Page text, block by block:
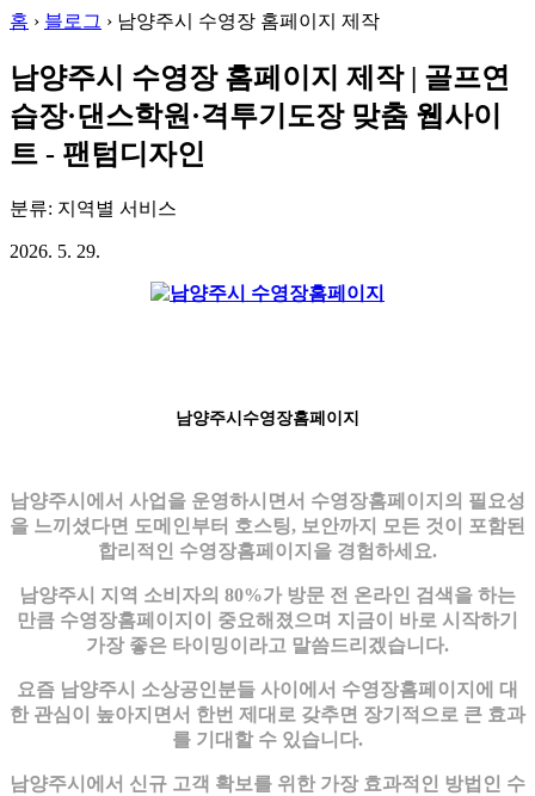
홈 › 블로그 › 남양주시 수영장 홈페이지 제작
남양주시 수영장 홈페이지 제작 | 골프연
습장·댄스학원·격투기도장 맞춤 웹사이
트 - 팬텀디자인
분류: 지역별 서비스
2026. 5. 29.
남양주시수영장홈페이지
남양주시에서 사업을 운영하시면서 수영장홈페이지의 필요성
을 느끼셨다면 도메인부터 호스팅, 보안까지 모든 것이 포함된
합리적인 수영장홈페이지을 경험하세요.
남양주시 지역 소비자의 80%가 방문 전 온라인 검색을 하는
만큼 수영장홈페이지이 중요해졌으며 지금이 바로 시작하기
가장 좋은 타이밍이라고 말씀드리겠습니다.
요즘 남양주시 소상공인분들 사이에서 수영장홈페이지에 대
한 관심이 높아지면서 한번 제대로 갖추면 장기적으로 큰 효과
를 기대할 수 있습니다.
남양주시에서 신규 고객 확보를 위한 가장 효과적인 방법인 수